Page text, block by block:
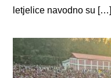
letjelice navodno su […]